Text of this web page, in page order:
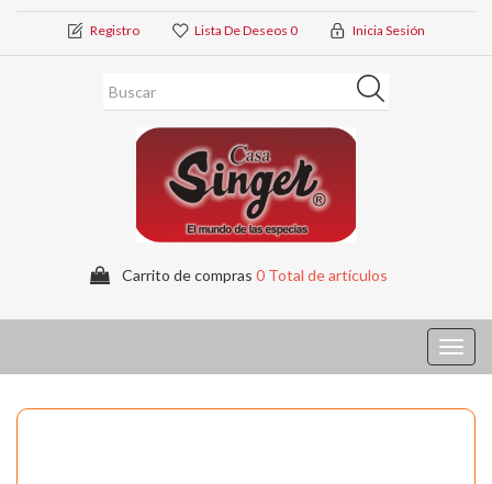
Registro Lista De Deseos 0 Inicia Sesión
Carrito de compras 0 Total de artículos